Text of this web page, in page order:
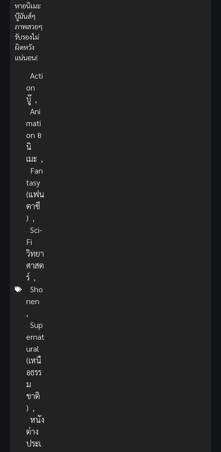
หาอนิเมะ
บู๊มันส์ๆ
ภาพสวยๆ
รับรองไม่
ผิดหวัง
แน่นอน!
Acti
on
บู๊ ,
Ani
mati
on อ
นิ
เมะ ,
Fan
tasy
(แฟน
ตาซี
) ,
Sci-
Fi
วิทยา
ศาสต
ร์ ,
Sho
nen
,
Sup
ernat
ural
(เหนื
อธรร
ม
ชาติ
) ,
หนัง
ต่าง
ประเ